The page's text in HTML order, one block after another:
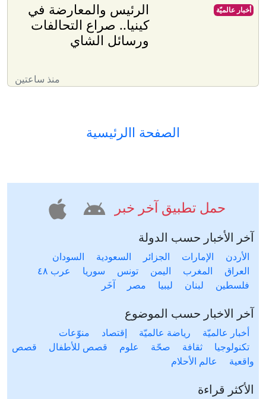
الرئيس والمعارضة في
كينيا.. صراع التحالفات
ورسائل الشاي
منذ ساعتين
أخبار عالميّة
الصفحة االرئيسية
حمل تطبيق آخر خبر
آخر الأخبار حسب الدولة
الأردن الإمارات الجزائر السعودية
السودان
العراق
المغرب اليمن تونس سوريا
عرب ٤٨
فلسطين
لبنان ليبيا مصر آخَر
آخر الاخبار حسب الموضوع
أخبار عالميّة رياضة عالميّة إقتصاد
منوّعات
تكنولوجيا
ثقافة صحّة علوم قصص للأطفال
قصص
واقعية
عالم الأحلام
الأكثر قراءة